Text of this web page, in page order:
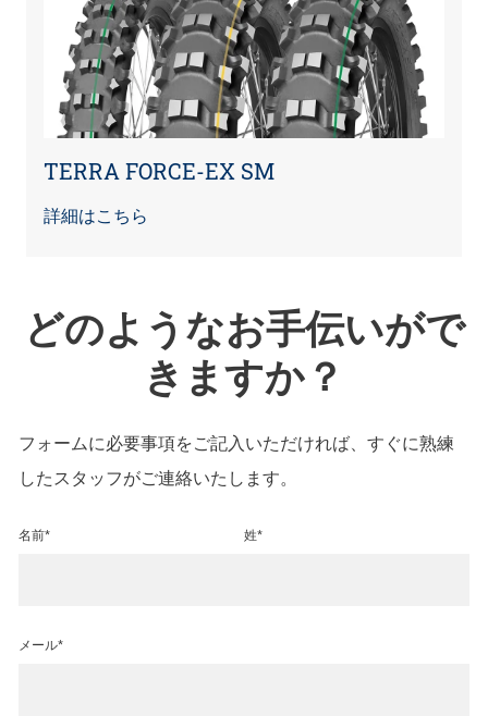
TERRA FORCE-EX SM
詳細はこちら
どのようなお手伝いがで
きますか？
フォームに必要事項をご記入いただければ、すぐに熟練
したスタッフがご連絡いたします。
名前* 姓*
メール*